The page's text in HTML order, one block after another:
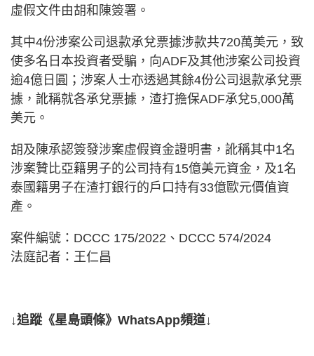
虛假文件由胡和陳簽署。
其中4份涉案公司退款承兌票據涉款共720萬美元，致
使多名日本投資者受騙，向ADF及其他涉案公司投資
逾4億日圓；涉案人士亦透過其餘4份公司退款承兌票
據，訛稱就各承兌票據，渣打擔保ADF承兌5,000萬
美元。
胡及陳承認簽發涉案虛假資金證明書，訛稱其中1名
涉案贊比亞籍男子的公司持有15億美元資金，及1名
泰國籍男子在渣打銀行的戶口持有33億歐元價值資
產。
案件編號：DCCC 175/2022、DCCC 574/2024
法庭記者：王仁昌
↓追蹤《星島頭條》WhatsApp頻道↓